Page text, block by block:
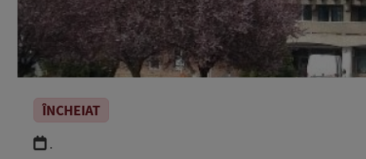
ÎNCHEIAT
.